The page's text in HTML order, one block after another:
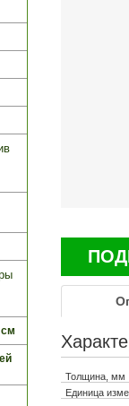
Толщина, мм
Единица